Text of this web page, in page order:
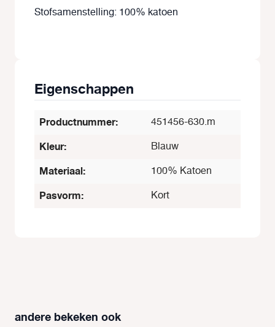
Stofsamenstelling: 100% katoen
Eigenschappen
Productnummer: 451456-630.m
Kleur: Blauw
Materiaal: 100% Katoen
Pasvorm: Kort
Productgalerij overslaan
andere bekeken ook